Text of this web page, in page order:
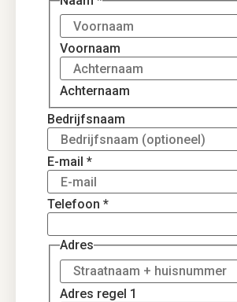
Voornaam
Achternaam
Bedrijfsnaam
E-mail *
Telefoon *
Adres
Adres regel 1